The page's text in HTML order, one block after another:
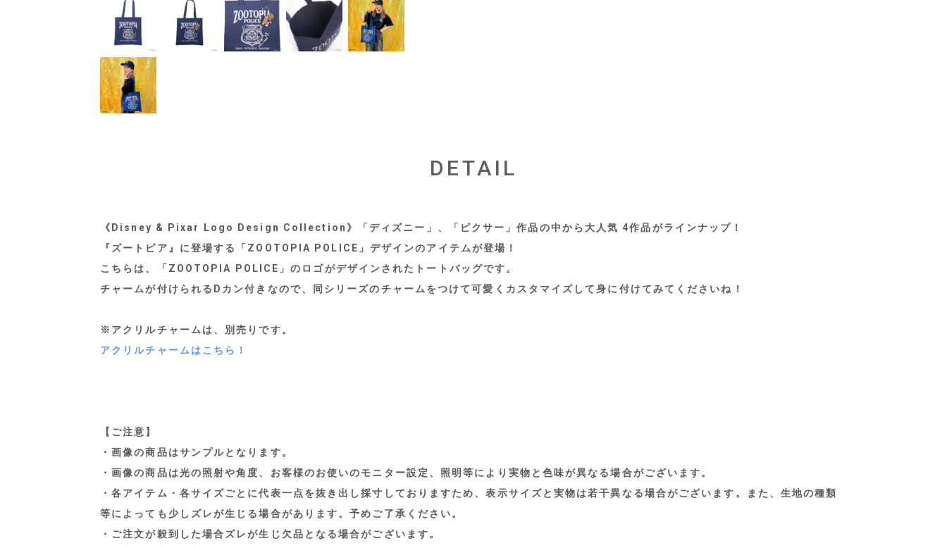
DETAIL
《Disney & Pixar Logo Design Collection》「ディズニー」、「ピクサー」作品の中から大人気 4作品がラインナップ！
『ズートピア』に登場する「ZOOTOPIA POLICE」デザインのアイテムが登場！
こちらは、「ZOOTOPIA POLICE」のロゴがデザインされたトートバッグです。
チャームが付けられるDカン付きなので、同シリーズのチャームをつけて可愛くカスタマイズして身に付けてみてくださいね！
※アクリルチャームは、別売りです。
アクリルチャームはこちら！
【ご注意】
・画像の商品はサンプルとなります。
・画像の商品は光の照射や角度、お客様のお使いのモニター設定、照明等により実物と色味が異なる場合がございます。
・各アイテム・各サイズごとに代表一点を抜き出し採寸しておりますため、表示サイズと実物は若干異なる場合がございます。また、生地の種類
等によっても少しズレが生じる場合があります。予めご了承ください。
・ご注文が殺到した場合ズレが生じ欠品となる場合がございます。